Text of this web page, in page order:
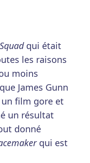
qui était
les raisons
moins
James Gunn
film gore et
un résultat
donné
qui est